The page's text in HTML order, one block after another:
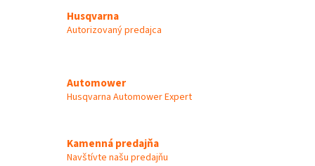
Husqvarna
Autorizovaný predajca
Automower
Husqvarna Automower Expert
Kamenná predajňa
Navštívte našu predajňu